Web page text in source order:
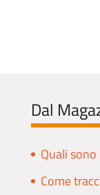
Dal
Quali
Come